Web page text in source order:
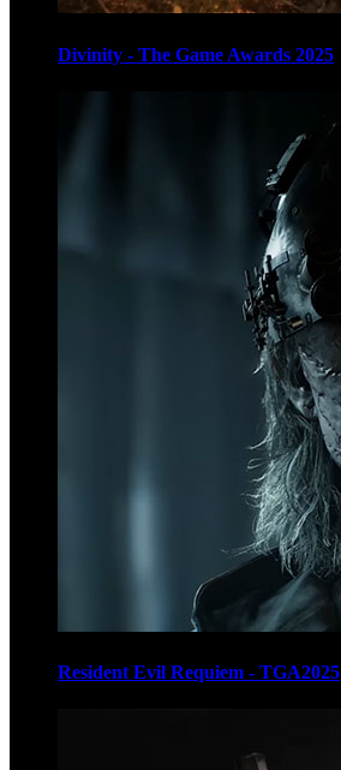
Divinity - The Game Awards 2025
Resident Evil Requiem - TGA2025